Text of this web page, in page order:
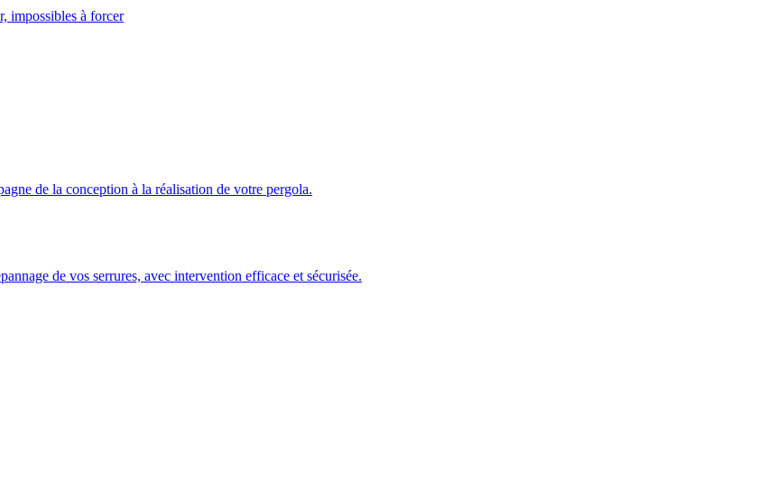
impossibles à forcer
de la conception à la réalisation de votre pergola.
de vos serrures, avec intervention efficace et sécurisée.